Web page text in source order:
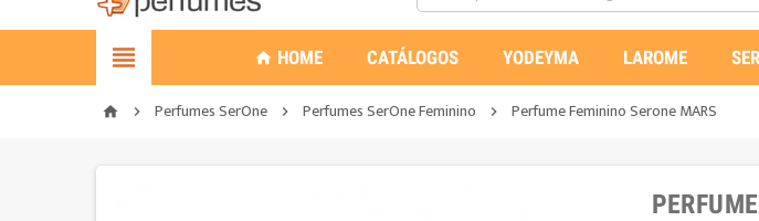
 home HOME CATÁLOGOS YODEYMA LAROME
home  Perfumes SerOne  Perfumes SerOne Feminino  Perfume Feminino Serone MARS